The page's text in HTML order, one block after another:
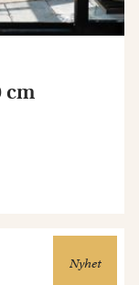
cm
Nyhet